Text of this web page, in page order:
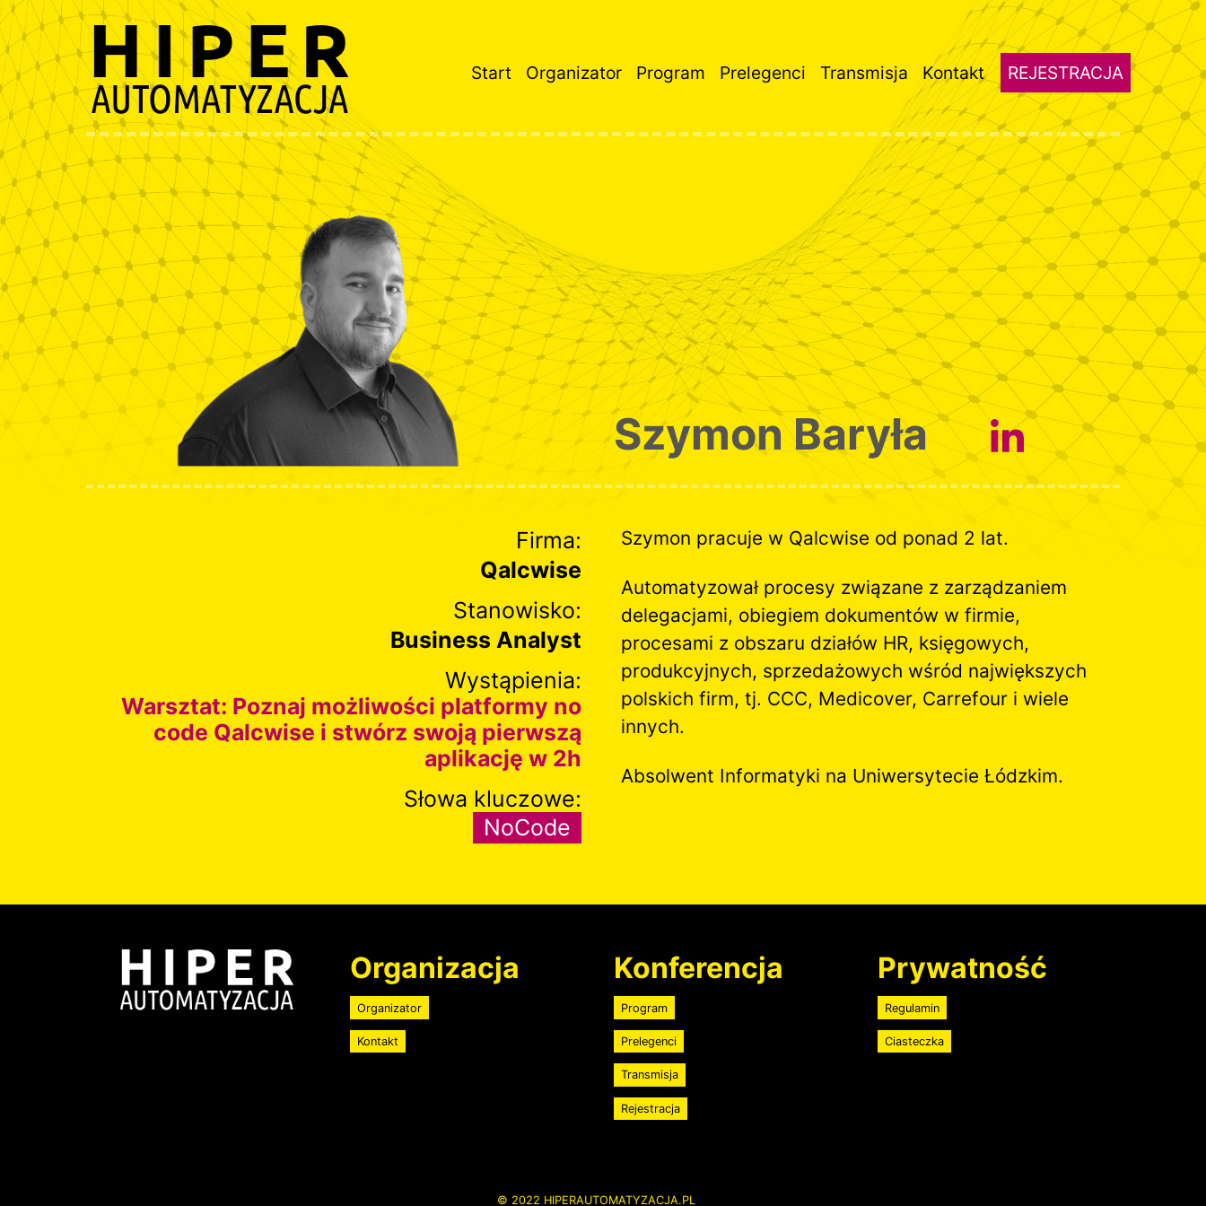
Przejdź
do
treści
Główna
Start Organizator Program Prelegenci Transmisja Kontakt REJESTRACJA
Szymon Baryła
Firma:
Qalcwise
Stanowisko:
Business Analyst
Wystąpienia:
Warsztat: Poznaj możliwości platformy no
code Qalcwise i stwórz swoją pierwszą
aplikację w 2h
Słowa kluczowe:
NoCode
Szymon pracuje w Qalcwise od ponad 2 lat.
Automatyzował procesy związane z zarządzaniem
delegacjami, obiegiem dokumentów w firmie,
procesami z obszaru działów HR, księgowych,
produkcyjnych, sprzedażowych wśród największych
polskich firm, tj. CCC, Medicover, Carrefour i wiele
innych.
Absolwent Informatyki na Uniwersytecie Łódzkim.
Image Organizacja
Organizator
Kontakt
Konferencja
Program
Prelegenci
Transmisja
Rejestracja
Prywatność
Regulamin
Ciasteczka
© 2022 HIPERAUTOMATYZACJA.PL